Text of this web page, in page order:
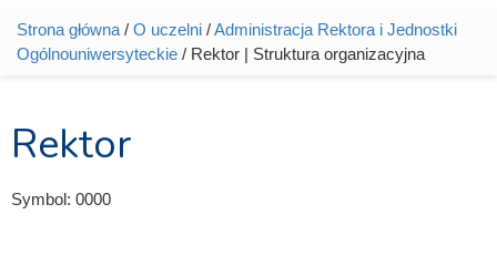
Jesteś tutaj
Strona główna / O uczelni /Administracja Rektora i Jednostki
Ogólnouniwersyteckie / Rektor | Struktura organizacyjna
Rektor
Symbol: 0000